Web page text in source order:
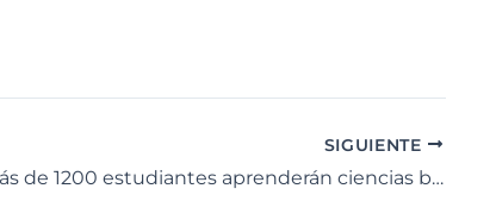
SIGUIENTE
Amazonas | Más de 1200 estudiantes aprenderán ciencias básicas en nuevo laboratorio